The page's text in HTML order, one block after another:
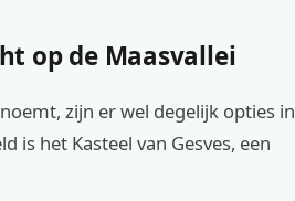
op de Maasvallei
zijn er wel degelijk opties in
is het Kasteel van Gesves, een